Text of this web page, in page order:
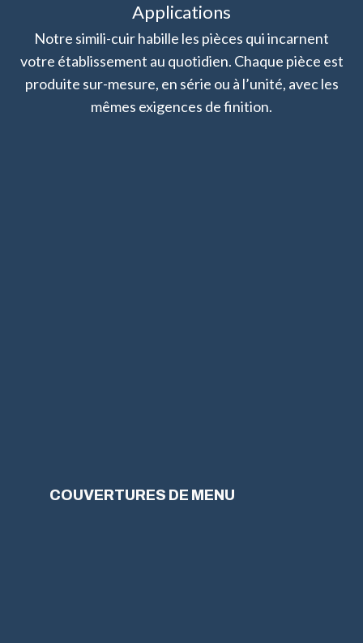
Applications
Notre simili-cuir habille les pièces qui incarnent
votre établissement au quotidien. Chaque pièce est
produite sur-mesure, en série ou à l’unité, avec les
mêmes exigences de finition.
COUVERTURES DE MENU